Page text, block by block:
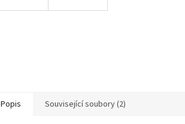
Popis Související soubory (2)